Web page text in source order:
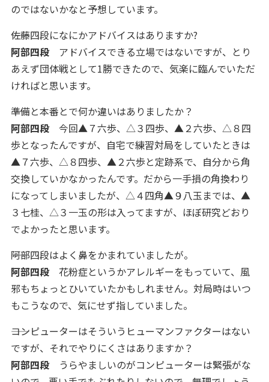
のではないかなと予想しています。
――佐藤四段になにかアドバイスはありますか?
阿部四段アドバイスできる立場ではないですが、とり
あえず団体戦として1勝できたので、気楽に臨んでいただ
ければと思います。
――準備と本番とで何か違いはありましたか？
阿部四段今回▲７六歩、△３四歩、▲２六歩、△８四
歩となったんですが、自宅で練習対局をしていたときは
▲７六歩、△８四歩、▲２六歩と定跡系で、自分から角
交換していかなかったんです。だから一手損の角換わり
になってしまいましたが、△４四角▲９八玉までは、▲
３七桂、△３一玉の形は入ってますが、ほぼ研究どおり
でよかったと思います。
――阿部四段はよく鼻をかまれていましたが。
阿部四段花粉症というかアレルギーをもっていて、風
邪もちょっとひいていたかもしれません。対局時はいつ
もこうなので、気にせず指していました。
――コンピューターはそういうヒューマンファクターはない
ですが、それでやりにくさはありますか？
阿部四段うらやましいのがコンピューターは緊張がな